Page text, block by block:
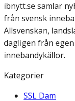
ibnytt.se samlar
från svensk
Allsvenskan,
dagligen från
innebandykällor.
Kategorier
SSL Dam